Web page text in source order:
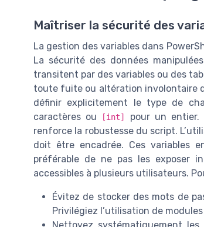
Maîtriser la sécurité des
La gestion des variables dans
La sécurité des données
transitent par des variables ou des
toute fuite ou altération involontaire
définir explicitement le type de
caractères ou
[int]
pour un entier.
renforce la robustesse du script.
doit être encadrée. Ces variables
préférable de ne pas les exposer
accessibles à plusieurs utilisateurs.
Évitez de stocker des mots de
Privilégiez l’utilisation de